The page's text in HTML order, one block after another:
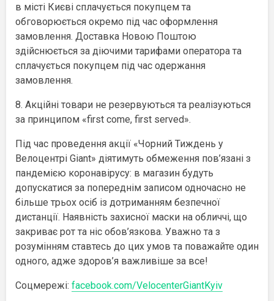
в місті Києві сплачується покупцем та
обговорюється окремо під час оформлення
замовлення. Доставка Новою Поштою
здійснюється за діючими тарифами оператора та
сплачується покупцем під час одержання
замовлення.
8. Акційні товари не резервуються та реалізуються
за принципом «first come, first served».
Під час проведення акції «Чорний Тиждень у
Велоцентрі Giant» діятимуть обмеження пов’язані з
пандемією коронавірусу: в магазин будуть
допускатися за попереднім записом одночасно не
більше трьох осіб із дотриманням безпечної
дистанції. Наявність захисної маски на обличчі, що
закриває рот та ніс обов’язкова. Уважно та з
розумінням ставтесь до цих умов та поважайте один
одного, адже здоров’я важливіше за все!
Соцмережі: facebook.com/VelocenterGiantKyiv